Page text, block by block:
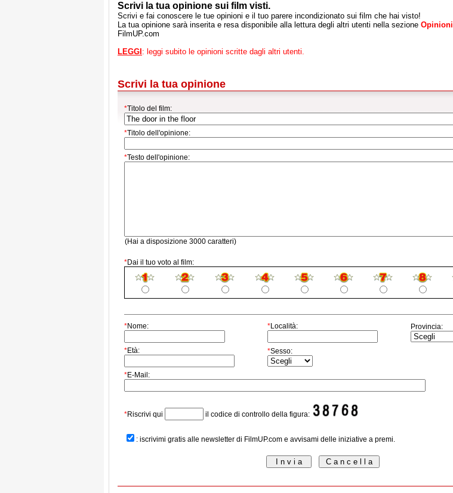
Scrivi la tua opinione sui film visti.
Scrivi e fai conoscere le tue opinioni e il tuo parere incondizionato sui film che hai visto!
La tua opinione sarà inserita e resa disponibile alla lettura degli altri utenti nella sezione Opinioni
FilmUP.com
LEGGI : leggi subito le opinioni scritte dagli altri utenti.
Scrivi la tua opinione
*Titolo del film:
*Titolo dell'opinione:
*Testo dell'opinione:
(Hai a disposizione 3000 caratteri)
*Dai il tuo voto al film:
*Nome: *Località: Provincia:
*Età: *Sesso:
*E-Mail:
*Riscrivi qui il codice di controllo della figura:
: iscrivimi gratis alle newsletter di FilmUP.com e avvisami delle iniziative a premi.